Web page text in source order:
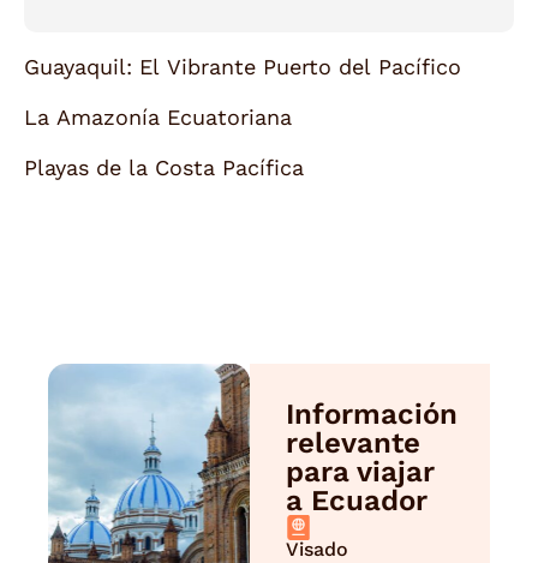
Guayaquil: El Vibrante Puerto del Pacífico
La Amazonía Ecuatoriana
Playas de la Costa Pacífica
Información
relevante
para viajar
a Ecuador
Visado